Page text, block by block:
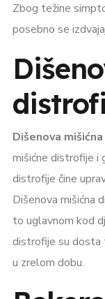
Zbog težine
posebno se
Dišenova
mišićne distrofije i
distrofije čine
Dišenova mišićna
to uglavnom kod
distrofije su dosta
u zrelom dobu.